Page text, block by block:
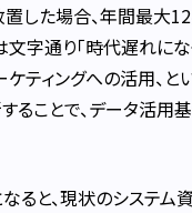
した場合、年間最大
字通り「時代遅れに
ティングへの活用、
ることで、データ活
ると、現状のシステ